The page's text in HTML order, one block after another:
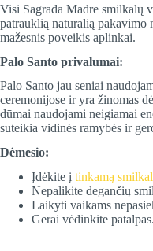
Visi Sagrada Madre smilkalų
patrauklią natūralią pakavimo
mažesnis poveikis aplinkai.
Palo Santo privalumai:
Palo Santo jau seniai
ceremonijose ir yra žinomas
dūmai naudojami neigiamai
suteikia vidinės ramybės ir
Dėmesio:
Įdėkite į tinkamą
Nepalikite degančių
Laikyti vaikams
Gerai vėdinkite patalpas.